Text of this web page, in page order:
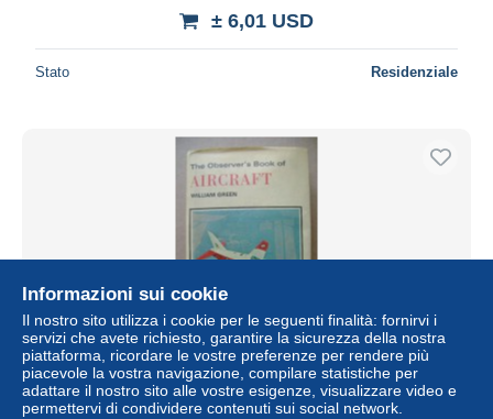
± 6,01 USD
Stato Residenziale
PCK/36 William Green AIRCRAFT F.Warne
1975/AEREI/AVIAZIONE
Informazioni sui cookie
Il nostro sito utilizza i cookie per le seguenti finalità: fornirvi i
servizi che avete richiesto, garantire la sicurezza della nostra
piattaforma, ricordare le vostre preferenze per rendere più
piacevole la vostra navigazione, compilare statistiche per
adattare il nostro sito alle vostre esigenze, visualizzare video e
permettervi di condividere contenuti sui social network.